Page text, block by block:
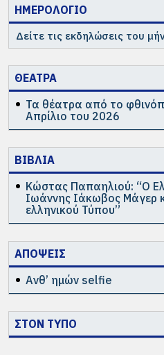
ΗΜΕΡΟΛΟΓΙΟ
Δείτε τις εκδηλώσεις του
ΘΕΑΤΡΑ
Τα θέατρα από το
Απρίλιο του 2026
ΒΙΒΛΙΑ
Κώστας Παπαηλιού: “Ο
Ιωάννης Ιάκωβος Μάγερ
ελληνικού Τύπου”
ΑΠΟΨΕΙΣ
Ανθ’ ημών selfie
ΣΤΟΝ ΤΥΠΟ